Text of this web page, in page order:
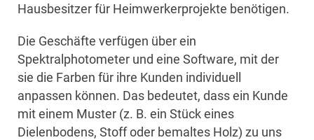
Hausbesitzer für Heimwerkerprojekte benötigen.
Die Geschäfte verfügen über ein
Spektralphotometer und eine Software, mit der
sie die Farben für ihre Kunden individuell
anpassen können. Das bedeutet, dass ein Kunde
mit einem Muster (z. B. ein Stück eines
Dielenbodens, Stoff oder bemaltes Holz) zu uns